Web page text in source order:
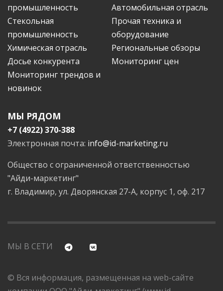
промышленность
Автомобильная отрасль
Стекольная
промышленность
Прочая техника и
оборудование
Химическая отрасль
Региональные обзоры
Досье конкурента
Мониторинг цен
Мониторинг трендов и
новинок
МЫ РЯДОМ
+7 (4922) 370-388
Электронная почта: info@id-marketing.ru
Общество с ограниченной ответственностью
"Айди-маркетинг"
г. Владимир, ул. Дворянская 27-А, корпус 1, оф. 217
МЫ В СЕТИ
© Вся информация, размещенная на web-сайте